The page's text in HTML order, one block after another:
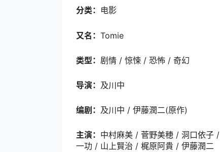
分类： 电影
又名： Tomie
类型： 剧情 / 惊悚 / 恐怖 / 奇幻
导演： 及川中
编剧： 及川中 / 伊藤潤二(原作)
主演： 中村麻美 / 菅野美穂 / 洞口依子
一功 / 山上賢治 / 梶原阿貴 / 伊藤潤二